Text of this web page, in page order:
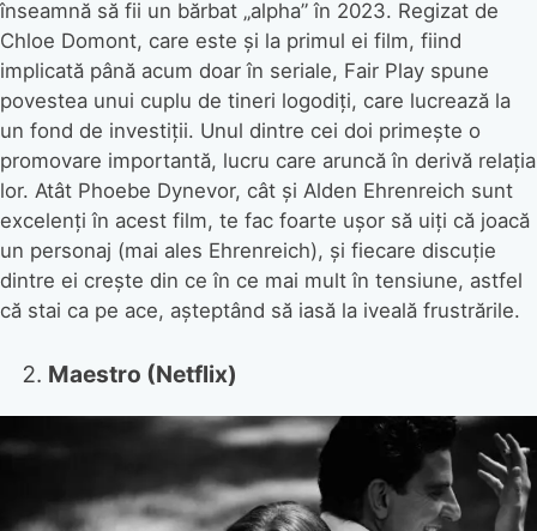
înseamnă să fii un bărbat „alpha” în 2023. Regizat de
Chloe Domont, care este și la primul ei film, fiind
implicată până acum doar în seriale, Fair Play spune
povestea unui cuplu de tineri logodiți, care lucrează la
un fond de investiții. Unul dintre cei doi primește o
promovare importantă, lucru care aruncă în derivă relația
lor. Atât Phoebe Dynevor, cât și Alden Ehrenreich sunt
excelenți în acest film, te fac foarte ușor să uiți că joacă
un personaj (mai ales Ehrenreich), și fiecare discuție
dintre ei crește din ce în ce mai mult în tensiune, astfel
că stai ca pe ace, așteptând să iasă la iveală frustrările.
Maestro (Netflix)